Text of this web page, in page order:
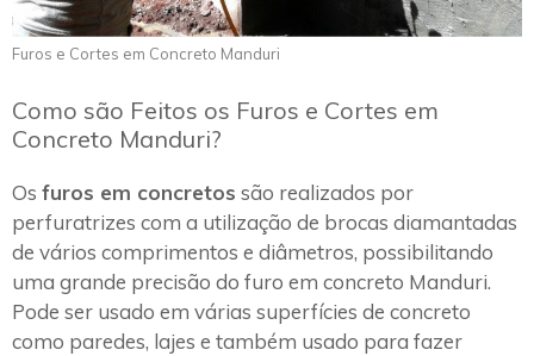
Furos e Cortes em Concreto Manduri
Como são Feitos os Furos e Cortes em
Concreto Manduri?
Os furos em concretos são realizados por
perfuratrizes com a utilização de brocas diamantadas
de vários comprimentos e diâmetros, possibilitando
uma grande precisão do furo em concreto Manduri.
Pode ser usado em várias superfícies de concreto
como paredes, lajes e também usado para fazer